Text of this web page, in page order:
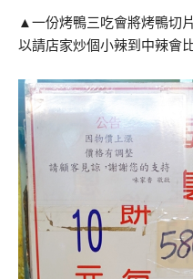
▲一份烤鴨三吃會將烤鴨切
以請店家炒個小辣到中辣會